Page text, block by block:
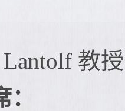
Lantolf 教